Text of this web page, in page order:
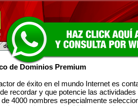
de Dominios Premium
de éxito en el mundo Internet es
recordar y que potencie las
4000 nombres especialmente